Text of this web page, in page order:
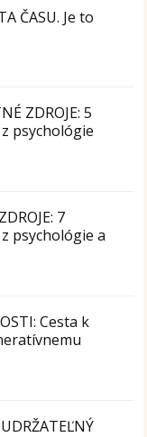
ČASU. Je to
ZDROJE: 5
psychológie
7
psychológie a
Cesta k